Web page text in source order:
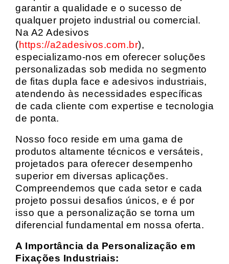
garantir a qualidade e o sucesso de
qualquer projeto industrial ou comercial.
Na A2 Adesivos
(https://a2adesivos.com.br),
especializamo-nos em oferecer soluções
personalizadas sob medida no segmento
de fitas dupla face e adesivos industriais,
atendendo às necessidades específicas
de cada cliente com expertise e tecnologia
de ponta.
Nosso foco reside em uma gama de
produtos altamente técnicos e versáteis,
projetados para oferecer desempenho
superior em diversas aplicações.
Compreendemos que cada setor e cada
projeto possui desafios únicos, e é por
isso que a personalização se torna um
diferencial fundamental em nossa oferta.
A Importância da Personalização em
Fixações Industriais: